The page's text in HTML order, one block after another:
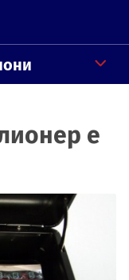
е